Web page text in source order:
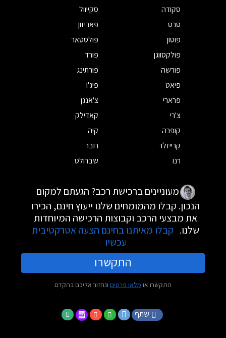
סקודה
סקייוול
סרס
פאריזון
פוטון
פולסטאר
פולקסווגן
פורד
פורשה
פורתינג
פיאט
פיג'ו
פרארי
צ'אנגן
צ'רי
קאדילק
קופרה
קיה
קרייזלר
רובר
רנו
שברולט
מעוניינים ברכישת רכב? הגעתם למקום
הנכון. קבלו מהמומחים שלנו ייעוץ חינם, הכירו
את מבצעי הרכב וקבוצות הרכישה המיוחדות
שלנו. קבלו מאיתנו בחינם הצעה אטרקטיבית
עכשיו
התקשרו
התקשרו או מלאו פרטים ונחזור אליכם בהקדם
שתף